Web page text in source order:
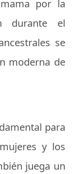
por la
durante el
se
moderna de
para
y los
juega un